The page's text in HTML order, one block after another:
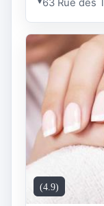
63 Rue des
(4.9)